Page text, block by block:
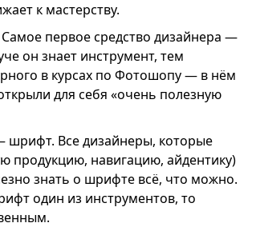
к мастерству.
первое средство дизайнера —
он знает инструмент, тем
в курсах по Фотошопу — в нём
для себя «очень полезную
шрифт. Все дизайнеры, которые
продукцию, навигацию, айдентику)
знать о шрифте всё, что можно.
один из инструментов, то